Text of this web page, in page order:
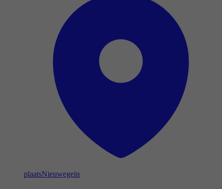
plaatsNieuwegein